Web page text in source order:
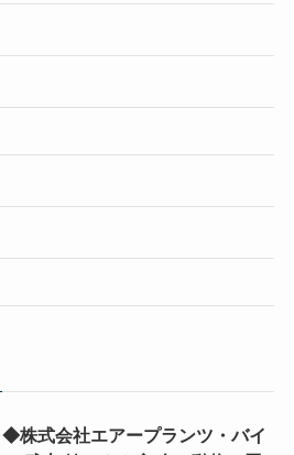
◆株式会社エアープランツ・バイ